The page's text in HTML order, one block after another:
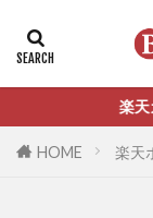
楽天カ
HOME 楽天